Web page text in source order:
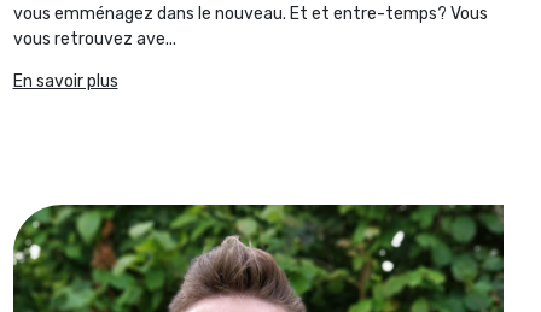
vous emménagez dans le nouveau. Et et entre-temps? Vous
vous retrouvez ave...
En savoir plus